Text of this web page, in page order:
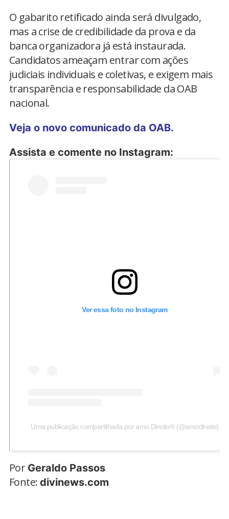
O gabarito retificado ainda será divulgado,
mas a crise de credibilidade da prova e da
banca organizadora já está instaurada.
Candidatos ameaçam entrar com ações
judiciais individuais e coletivas, e exigem mais
transparência e responsabilidade da OAB
nacional.
Veja o novo comunicado da OAB.
Assista e comente no Instagram:
Ver essa foto no Instagram
Uma publicação compartilhada por amo Direito® (@amodireito)
Por Geraldo Passos
Fonte: divinews.com